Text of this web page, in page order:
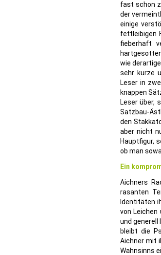
fast schon
der
einige
fettleibigen
fieberhaft
wie
sehr kurze
Leser in
knappen
Leser über,
Satzbau-
den
aber nicht
Hauptfigur,
ob man
Ein
Aichners
rasanten
Identitäten
von Leichen
und
bleibt die
Aichner mit
Wahnsinns